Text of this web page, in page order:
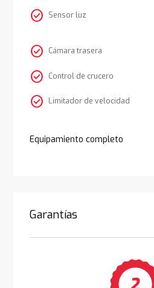
check_circle Sensor luz
check_circle Cámara trasera
check_circle Control de crucero
check_circle Limitador de velocidad
Equipamiento completo
Garantías